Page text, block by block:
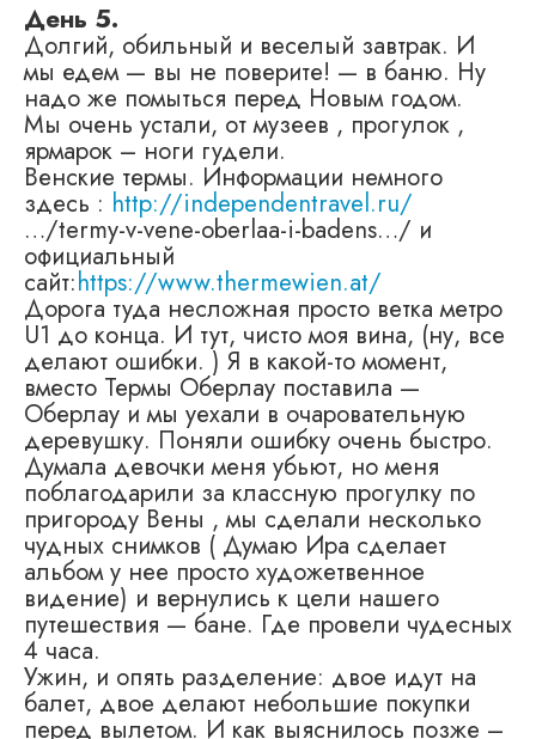
День 5.
Долгий, обильный и веселый завтрак. И
мы едем — вы не поверите! — в баню. Ну
надо же помыться перед Новым годом.
Мы очень устали, от музеев , прогулок ,
ярмарок – ноги гудели.
Венские термы. Информации немного
здесь : http://independentravel.ru/
…/termy-v-vene-oberlaa-i-badens…/ и
официальный
сайт:https://www.thermewien.at/
Дорога туда несложная просто ветка метро
U1 до конца. И тут, чисто моя вина, (ну, все
делают ошибки. ) Я в какой-то момент,
вместо Термы Оберлау поставила —
Оберлау и мы уехали в очаровательную
деревушку. Поняли ошибку очень быстро.
Думала девочки меня убьют, но меня
поблагодарили за классную прогулку по
пригороду Вены , мы сделали несколько
чудных снимков ( Думаю Ира сделает
альбом у нее просто художетвенное
видение) и вернулись к цели нашего
путешествия — бане. Где провели чудесных
4 часа.
Ужин, и опять разделение: двое идут на
балет, двое делают небольшие покупки
перед вылетом. И как выяснилось позже –